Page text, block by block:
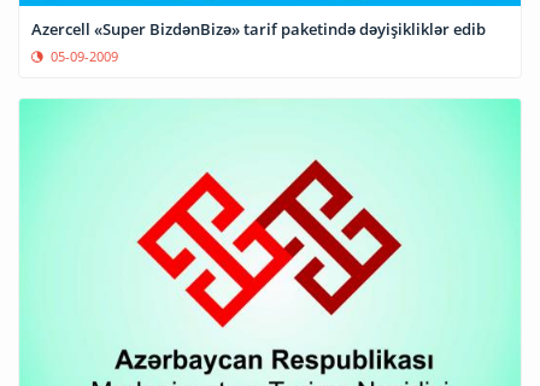
Azercell «Super BizdənBizə» tarif paketində dəyişikliklər edib
05-09-2009